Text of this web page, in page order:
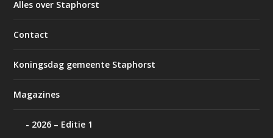
Alles over Staphorst
Contact
Koningsdag gemeente Staphorst
Magazines
2026 – Editie 1